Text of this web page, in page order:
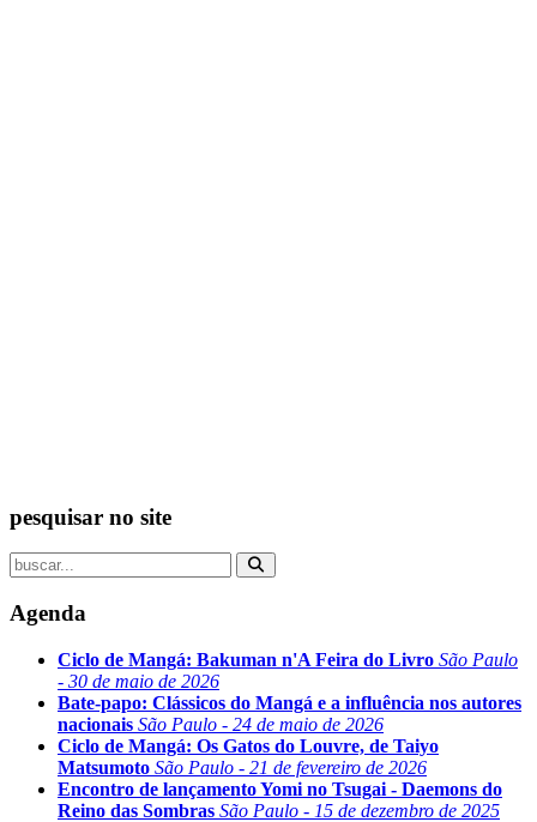
pesquisar no site
Agenda
Ciclo de Mangá: Bakuman n'A Feira do Livro São Paulo
- 30 de maio de 2026
Bate-papo: Clássicos do Mangá e a influência nos autores
nacionais São Paulo - 24 de maio de 2026
Ciclo de Mangá: Os Gatos do Louvre, de Taiyo
Matsumoto São Paulo - 21 de fevereiro de 2026
Encontro de lançamento Yomi no Tsugai - Daemons do
Reino das Sombras São Paulo - 15 de dezembro de 2025